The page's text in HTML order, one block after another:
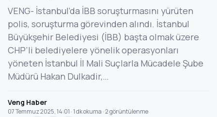
VENG- İstanbul’da İBB soruşturmasını yürüten
polis, soruşturma görevinden alındı. İstanbul
Büyükşehir Belediyesi (İBB) başta olmak üzere
CHP’li belediyelere yönelik operasyonları
yöneten İstanbul İl Mali Suçlarla Mücadele Şube
Müdürü Hakan Dulkadir,…
Veng Haber
07 Temmuz 2025, 14:01 · 1 dk okuma · 2 görüntülenme